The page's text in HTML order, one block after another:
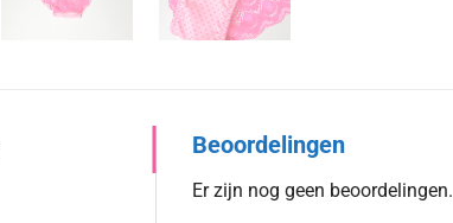
Beoordelingen
Er zijn nog geen beoordelingen.